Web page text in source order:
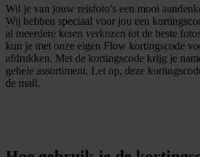
Wil je van jouw reisfoto’s een mooi
Wij hebben speciaal voor jou een
al meerdere keren verkozen tot de beste
kun je met onze eigen Flow kortingscode
afdrukken. Met de kortingscode krijg je
gehele assortiment. Let op, deze
de mail.